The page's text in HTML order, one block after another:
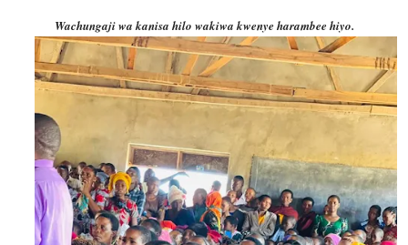
Wachungaji wa kanisa hilo wakiwa kwenye harambee hiyo.